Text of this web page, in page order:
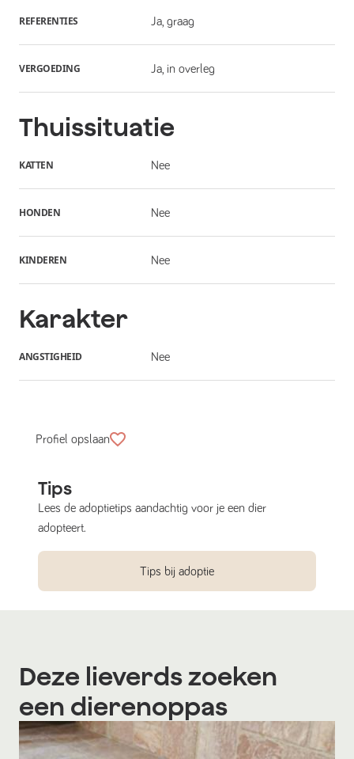
REFERENTIES Ja, graag
VERGOEDING Ja, in overleg
Thuissituatie
KATTEN Nee
HONDEN Nee
KINDEREN Nee
Karakter
ANGSTIGHEID Nee
Profiel opslaan
Tips
Lees de adoptietips aandachtig voor je een dier
adopteert.
Tips bij adoptie
Deze lieverds zoeken
een dierenoppas